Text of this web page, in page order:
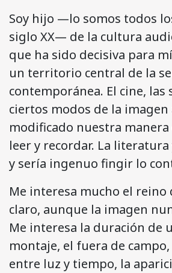
Soy hijo —lo somos todos
siglo XX— de la cultura
que ha sido decisiva para
un territorio central de la
contemporánea. El cine, las
ciertos modos de la imagen
modificado nuestra manera
leer y recordar. La
y sería ingenuo fingir lo
Me interesa mucho el reino
claro, aunque la imagen
Me interesa la duración de
montaje, el fuera de
entre luz y tiempo, la